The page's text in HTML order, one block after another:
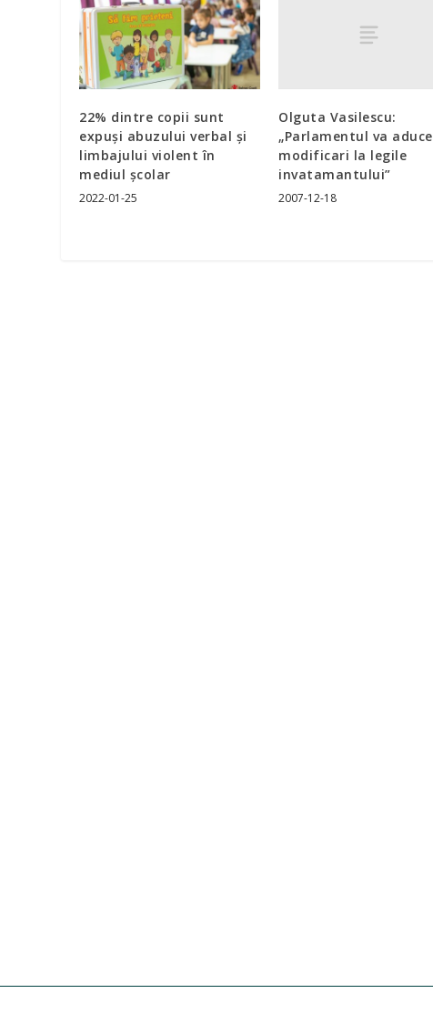
22% dintre copii sunt
expuşi abuzului verbal şi
limbajului violent în
mediul şcolar
2022-01-25
Olguta Vasilescu:
„Parlamentul va aduce
modificari la legile
invatamantului”
2007-12-18